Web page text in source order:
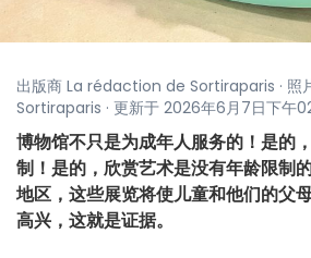
出版商 La rédaction de Sortiraparis · 照
Sortiraparis · 更新于 2026年6月7日下午
博物馆不只是为成年人服务的！是的
制！是的，欣赏艺术是没有年龄限制
地区，这些展览将使儿童和他们的父
高兴，这就是证据。